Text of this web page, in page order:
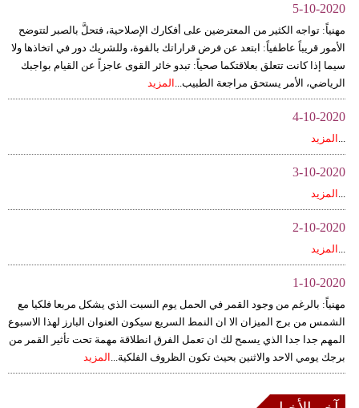
5-10-2020
مهنياً: تواجه الكثير من المعترضين على أفكارك الإصلاحية، فتحلَّ بالصبر لتتوضح
الأمور قريباً عاطفياً: ابتعد عن فرض قراراتك بالقوة، وللشريك دور في اتخاذها ولا
سيما إذا كانت تتعلق بعلاقتكما صحياً: تبدو خائر القوى عاجزاً عن القيام بواجبك
الرياضي، الأمر يستحق مراجعة الطبيب... المزيد
4-10-2020
... المزيد
3-10-2020
... المزيد
2-10-2020
... المزيد
1-10-2020
مهنياً: بالرغم من وجود القمر في الحمل يوم السبت الذي يشكل مربعا فلكيا مع
الشمس من برج الميزان الا ان النمط السريع سيكون العنوان البارز لهذا الاسبوع
المهم جدا جدا الذي يسمح لك ان تعمل الفرق انطلاقة مهمة تحت تأثير القمر من
برجك يومي الاحد والاثنين بحيث تكون الظروف الفلكية... المزيد